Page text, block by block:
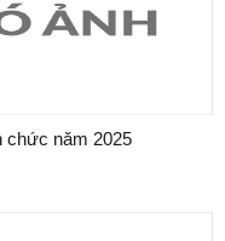
chức năm 2025